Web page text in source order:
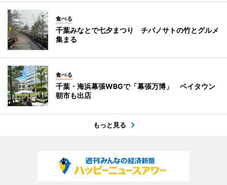
食べる
千葉みなとで七夕まつり チバノサトの竹とグルメ
集まる
食べる
千葉・海浜幕張WBGで「幕張万博」 ベイタウン
朝市も出店
もっと見る